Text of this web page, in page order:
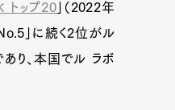
トップ20 」（2022年
」に続く2位がル
り、本国でル ラボ